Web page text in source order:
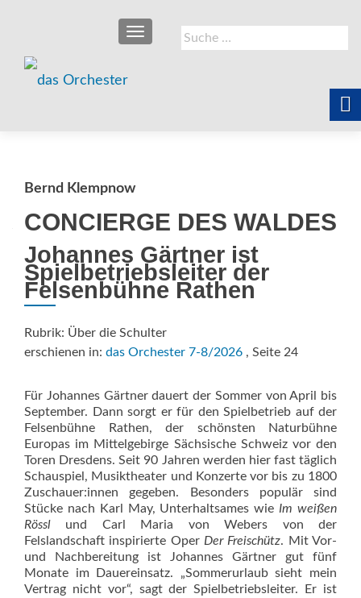
Suche
nach:
SCHALTE NAVIGATION
Bernd Klempnow
CONCIERGE DES WALDES
Johannes Gärtner ist
Spielbetriebsleiter der
Felsenbühne Rathen
Rubrik: Über die Schulter
erschienen in: das Orchester 7-8/2026 , Seite 24
Für Johannes Gärtner dauert der Sommer von April bis
September. Dann sorgt er für den Spielbetrieb auf der
Felsenbühne Rathen, der schönsten Naturbühne
Europas im Mittelgebirge Sächsische Schweiz vor den
Toren Dresdens. Seit 90 Jahren werden hier fast täglich
Schauspiel, Musiktheater und Konzerte vor bis zu 1800
Zuschauer:innen gegeben. Besonders populär sind
Stücke nach Karl May, Unterhaltsames wie Im weißen
Rössl und Carl Maria von Webers von der
Felslandschaft inspirierte Oper Der Freischütz. Mit Vor-
und Nachbereitung ist Johannes Gärtner gut fünf
Monate im Dauereinsatz. „Sommerurlaub sieht mein
Vertrag nicht vor“, sagt der Spielbetriebsleiter. Er ist